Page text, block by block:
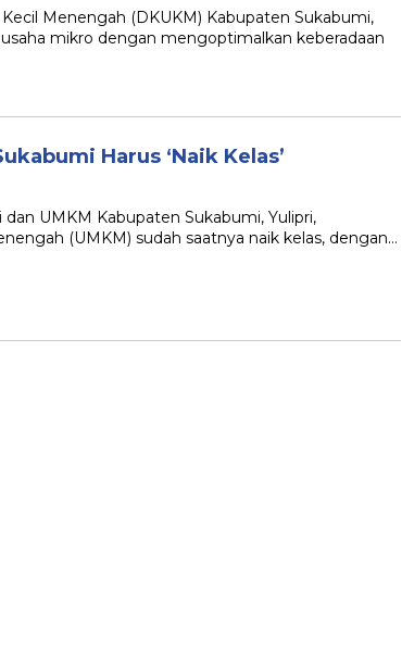
Menengah (DKUKM) Kabupaten Sukabumi,
mikro dengan mengoptimalkan keberadaan
Harus ‘Naik Kelas’
UMKM Kabupaten Sukabumi, Yulipri,
(UMKM) sudah saatnya naik kelas, dengan…